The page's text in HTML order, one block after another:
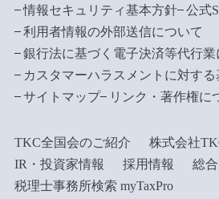
情報セキュリティ基本方針
公式
利用者情報の外部送信について
銀行法に基づく電子決済等代行
カスタマーハラスメントに対す
サイトマップ
リンク・著作権に
TKC全国会のご紹介
株式会社
IR・投資家情報
採用情報
総
税理士事務所検索 myTaxPro